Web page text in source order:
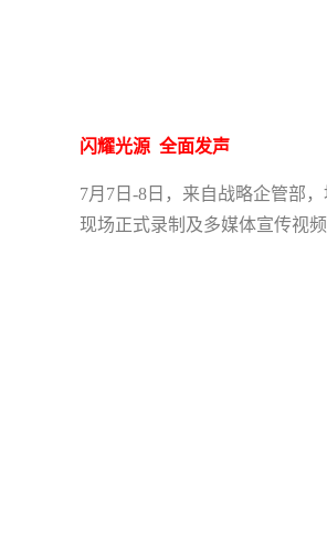
闪耀光源 全面发声
7月7日-8日，来自战略企管部
现场正式录制及多媒体宣传视频